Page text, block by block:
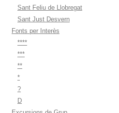
Sant Feliu de Llobregat
Sant Just Desvern
Fonts per Interès
****
***
**
*
?
D